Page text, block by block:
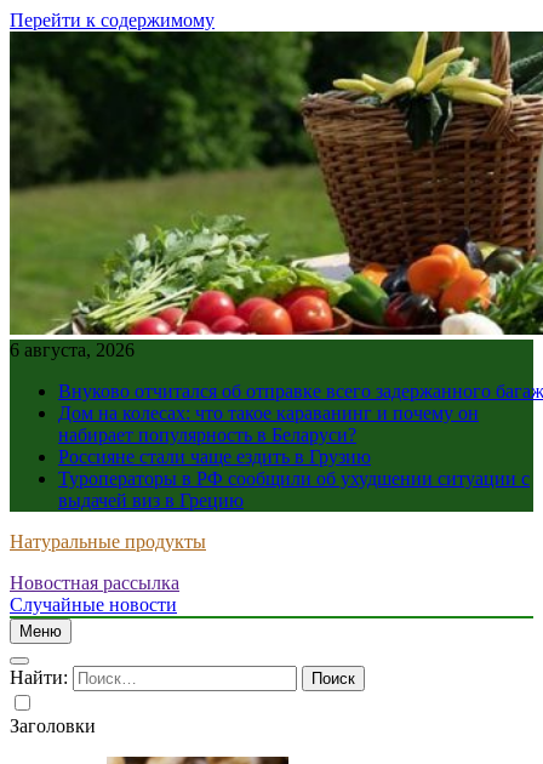
Перейти к содержимому
6 августа, 2026
Внуково отчитался об отправке всего задержанного
Дом на колесах: что такое караванинг и почему он
набирает популярность в Беларуси?
Россияне стали чаще ездить в Грузию
Туроператоры в РФ сообщили об ухудшении ситуации с
выдачей виз в Грецию
Натуральные продукты
Новостная рассылка
Случайные новости
Меню
Найти:
Заголовки